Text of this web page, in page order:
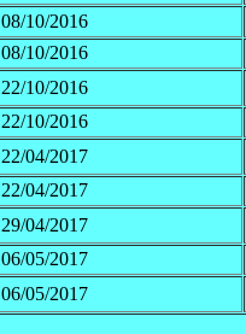
08/10/2016
08/10/2016
22/10/2016
22/10/2016
22/04/2017
22/04/2017
29/04/2017
06/05/2017
06/05/2017